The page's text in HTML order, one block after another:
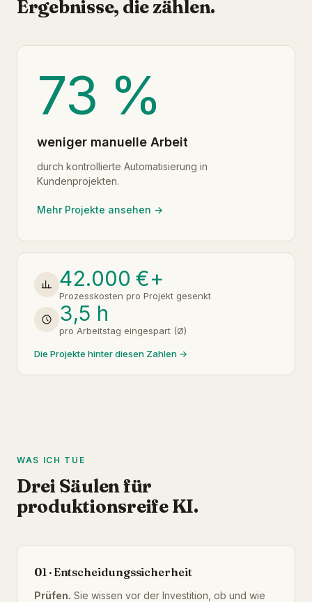
Ergebnisse, die zählen.
73 %
weniger manuelle Arbeit
durch kontrollierte Automatisierung in
Kundenprojekten.
Mehr Projekte ansehen →
42.000 €+
Prozesskosten pro Projekt gesenkt
3,5 h
pro Arbeitstag eingespart (Ø)
Die Projekte hinter diesen Zahlen →
WAS ICH TUE
Drei Säulen für
produktionsreife KI.
01 · Entscheidungssicherheit
Prüfen. Sie wissen vor der Investition, ob und wie